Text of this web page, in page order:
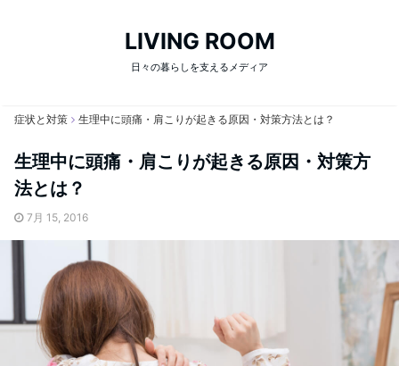
LIVING ROOM
日々の暮らしを支えるメディア
症状と対策 生理中に頭痛・肩こりが起きる原因・対策方法とは？
生理中に頭痛・肩こりが起きる原因・対策方
法とは？
7月 15, 2016